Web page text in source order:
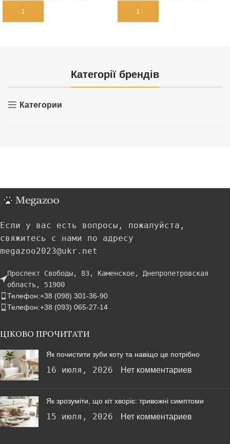
В КОРЗИНУ В КОРЗИНУ
Категорії брендів
Категории
Если у вас есть вопросы, пожалуйста,
свяжитесь с нами по адресу
megazoo2023@ukr.net
Проспект Свободы, 83, Каменское, Днепропетровская
область, 51900
Телефон:+38 (098) 301-36-90
Телефон:+38 (093) 065-27-14
ЦІКОВО ПРОЧИТАТИ
Як почистити зуби коту та навіщо це потрібно
16 июля, 2026 Нет комментариев
Як зрозуміти, що кіт хворіє: тривожні симптоми
15 июля, 2026 Нет комментариев